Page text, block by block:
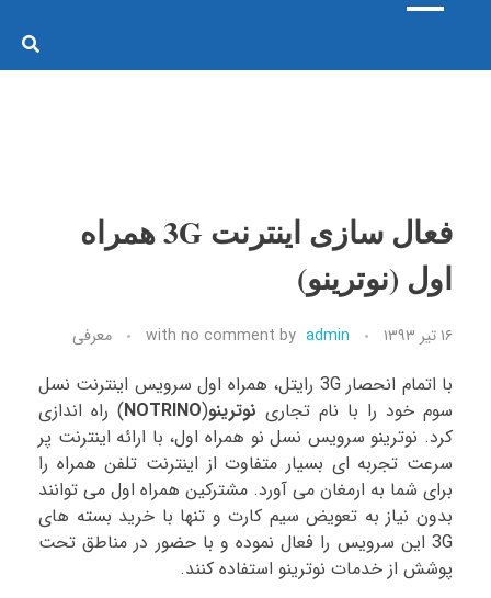
فعال سازی اینترنت 3G همراه
اول (نوترینو)
۱۶ تیر ۱۳۹۳ by admin
with no comment معرفی
با اتمام انحصار 3G رایتل، همراه اول سرویس اینترنت نسل
سوم خود را با نام تجاری نوترینو(
NOTRINO) راه اندازی
کرد. نوترینو سرویس نسل نو همراه اول، با ارائه اینترنت پر
سرعت تجربه ای بسیار متفاوت از اینترنت تلفن همراه را
برای شما به ارمغان می آورد. مشترکین همراه اول می توانند
بدون نیاز به تعویض سیم کارت و تنها با خرید بسته های
3G این سرویس را فعال نموده و با حضور در مناطق تحت
پوشش از خدمات نوترینو استفاده کنند.